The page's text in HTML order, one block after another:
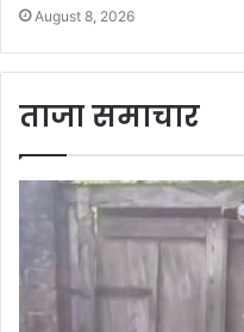
August 8, 2026
ताजा समाचार